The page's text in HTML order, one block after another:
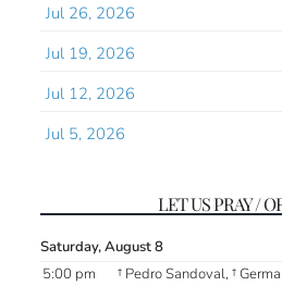
Jul 26, 2026
Jul 19, 2026
Jul 12, 2026
Jul 5, 2026
LET US PRAY /
Saturday, August 8
5:00 pm
† Pedro Sandoval, †